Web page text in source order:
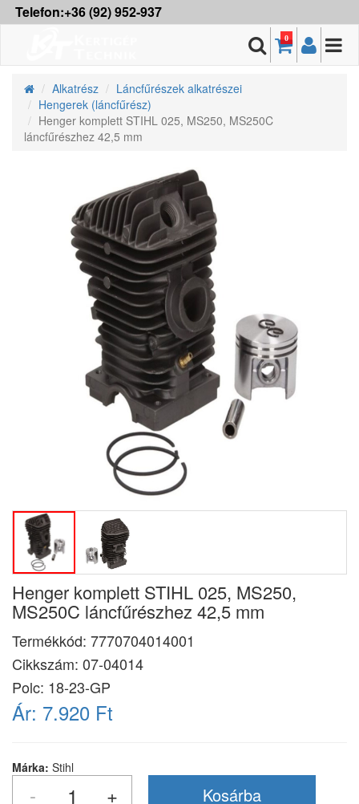
Telefon:+36 (92) 952-937
0
Alkatrész
Láncfűrészek alkatrészei
Hengerek (láncfűrész)
Henger komplett STIHL 025, MS250, MS250C
láncfűrészhez 42,5 mm
Henger komplett STIHL 025, MS250,
MS250C láncfűrészhez 42,5 mm
Termékkód: 7770704014001
Cikkszám: 07-04014
Polc: 18-23-GP
Ár: 7.920 Ft
Márka: Stihl